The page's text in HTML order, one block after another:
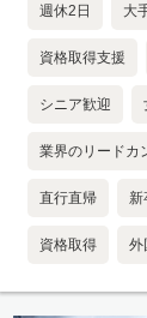
週休2日 大
資格取得支援
シニア歓迎
業界のリードカ
直行直帰 新
資格取得 外